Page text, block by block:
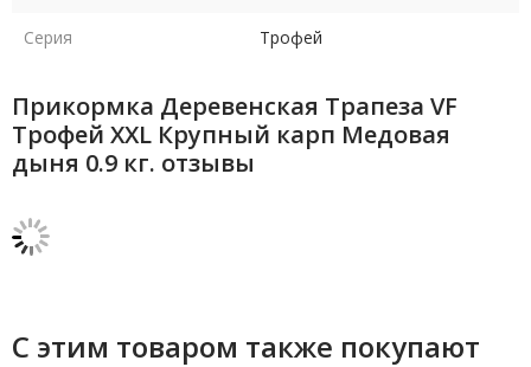
Серия Трофей
Прикормка Деревенская Трапеза VF
Трофей XXL Крупный карп Медовая
дыня 0.9 кг. отзывы
С этим товаром также покупают